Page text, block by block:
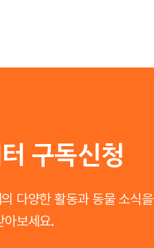
구독신청
다양한 활동과 동물 소식을
아보세요.